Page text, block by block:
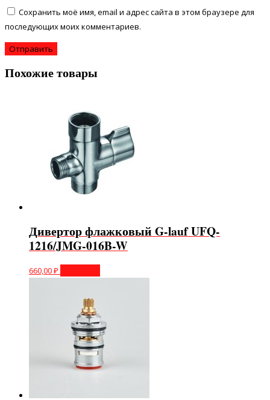
Сохранить моё имя, email и адрес сайта в этом браузере для
последующих моих комментариев.
Похожие товары
Дивертор флажковый G-lauf UFQ-
1216/JMG-016B-W
660,00₽